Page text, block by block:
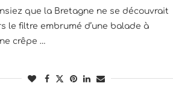
que la Bretagne ne se découvrait
le filtre embrumé d’une balade à
crêpe …